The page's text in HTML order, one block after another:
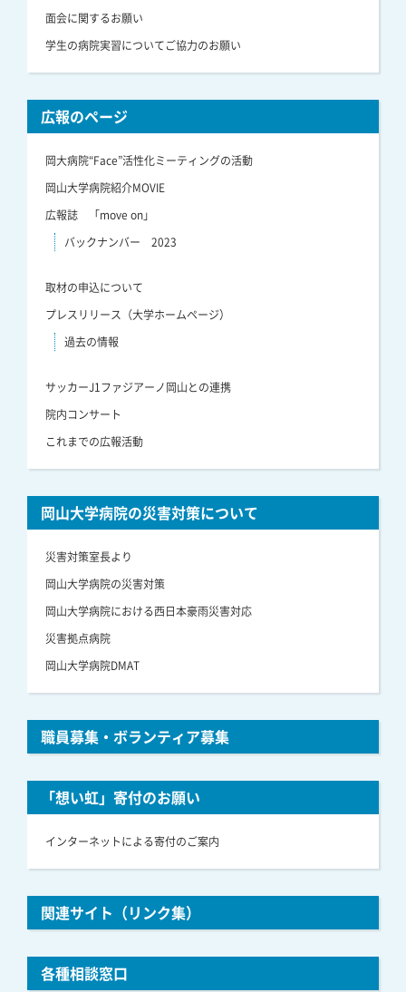
面会に関するお願い
学生の病院実習についてご協力のお願い
広報のページ
岡大病院“Face”活性化ミーティングの活動
岡山大学病院紹介MOVIE
広報誌 「move on」
バックナンバー 2023
取材の申込について
プレスリリース（大学ホームページ）
過去の情報
サッカーJ1ファジアーノ岡山との連携
院内コンサート
これまでの広報活動
岡山大学病院の災害対策について
災害対策室長より
岡山大学病院の災害対策
岡山大学病院における西日本豪雨災害対応
災害拠点病院
岡山大学病院DMAT
職員募集・ボランティア募集
「想い虹」寄付のお願い
インターネットによる寄付のご案内
関連サイト（リンク集）
各種相談窓口